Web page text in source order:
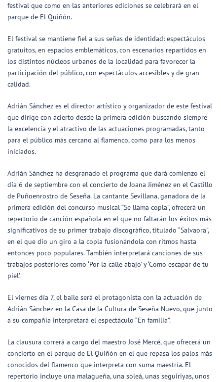
festival que como en las anteriores ediciones se celebrará en el
parque de El Quiñón.
El festival se mantiene fiel a sus señas de identidad: espectáculos
gratuitos, en espacios emblemáticos, con escenarios repartidos en
los distintos núcleos urbanos de la localidad para favorecer la
participación del público, con espectáculos accesibles y de gran
calidad.
Adrián Sánchez es el director artístico y organizador de este festival
que dirige con acierto desde la primera edición buscando siempre
la excelencia y el atractivo de las actuaciones programadas, tanto
para el público más cercano al flamenco, como para los menos
iniciados.
Adrián Sánchez ha desgranado el programa que dará comienzo el
día 6 de septiembre con el concierto de Joana Jiménez en el Castillo
de Puñoenrostro de Seseña. La cantante Sevillana, ganadora de la
primera edición del concurso musical “Se llama copla”, ofrecerá un
repertorio de canción española en el que no faltarán los éxitos más
significativos de su primer trabajo discográfico, titulado “Salvaora”,
en el que dio un giro a la copla fusionándola con ritmos hasta
entonces poco populares. También interpretará canciones de sus
trabajos posteriores como ‘Por la calle abajo’ y ‘Como escapar de tu
piel’.
El viernes día 7, el baile será el protagonista con la actuación de
Adrián Sánchez en la Casa de la Cultura de Seseña Nuevo, que junto
a su compañía interpretará el espectáculo “En familia”.
La clausura correrá a cargo del maestro José Mercé, que ofrecerá un
concierto en el parque de El Quiñón en el que repasa los palos más
conocidos del flamenco que interpreta con suma maestría. El
repertorio incluye una malagueña, una soleá, unas seguiriyas, unos